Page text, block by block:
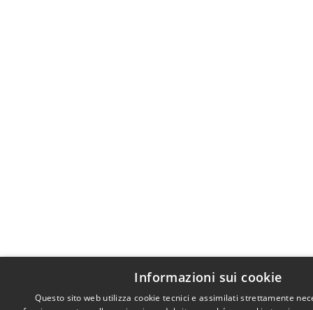
Informazioni sui cookie
Questo sito web utilizza cookie tecnici e assimilati strettamente